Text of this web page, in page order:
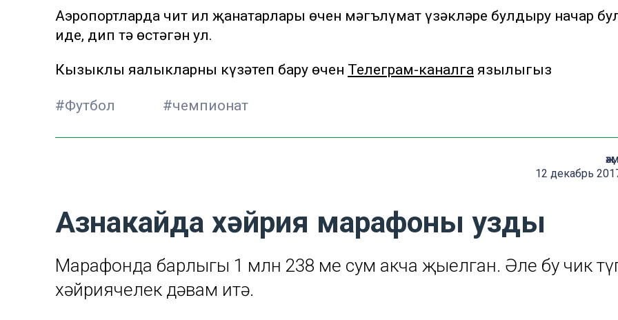
Аэропортларда чит ил җанатарлары өчен мәгълүмат үзәкләре булдыру начар
иде, дип тә өстәгән ул.
Кызыклы яңалыкларны күзәтеп бару өчен Телеграм-каналга язылыгыз
#Футбол #чемпионат
12 декабрь
Азнакайда хәйрия марафоны узды
Марафонда барлыгы 1 млн 238 мең сум акча җыелган. Әле бу чик
хәйриячелек дәвам итә.